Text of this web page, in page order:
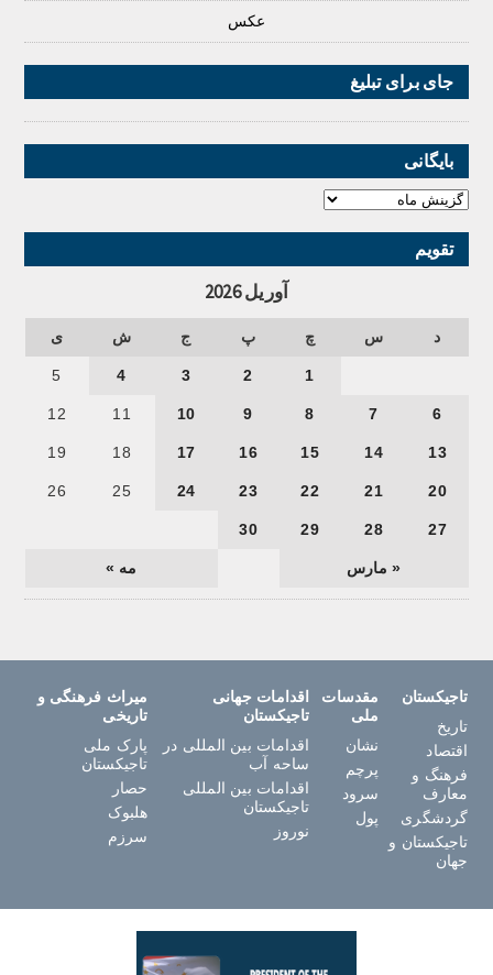
عکس
جای برای تبلیغ
بایگانی
تقویم
آوریل 2026
د س چ پ ج ش ی
« مارس مه »
1
2
3
4
5
6
7
8
9
10
11
12
13
14
15
16
17
18
19
20
21
22
23
24
25
26
27
28
29
30
تاجیکستان
تاریخ
اقتصاد
فرهنگ و
معارف
گردشگری
تاجیکستان و
جهان
مقدسات
ملی
نشان
پرچم
سرود
پول
اقدامات جهانی
تاجیکستان
اقدامات بین المللی در
ساحه آب
اقدامات بین المللی
تاجیکستان
نوروز
میراث فرهنگی و
تاریخی
پارک ملی
تاجیکستان
حصار
هلبوک
سرزم